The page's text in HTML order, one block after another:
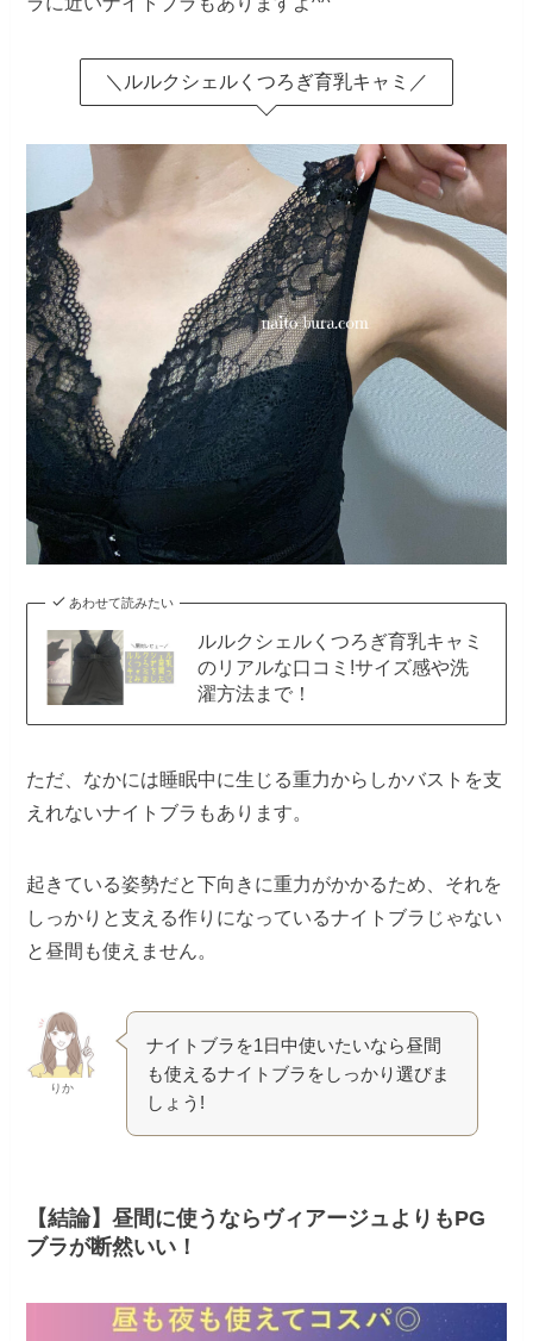
＼ルルクシェルくつろぎ育乳キャミ／
あわせて読みたい
ルルクシェルくつろぎ育乳キャミ
のリアルな口コミ!サイズ感や洗
濯方法まで！
ただ、なかには睡眠中に生じる重力からしかバストを支
えれないナイトブラもあります。
起きている姿勢だと下向きに重力がかかるため、それを
しっかりと支える作りになっているナイトブラじゃない
と昼間も使えません。
りか
ナイトブラを1日中使いたいなら昼間
も使えるナイトブラをしっかり選びま
しょう!
【結論】昼間に使うならヴィアージュよりもPG
ブラが断然いい！